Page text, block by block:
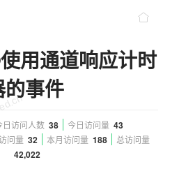
用通道响应计时
事件
日访问人数 38 今日访问量 43
问量 32 本月访问量 188 总访问量
42,022